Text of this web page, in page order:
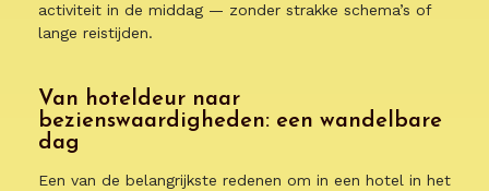
activiteit in de middag — zonder strakke schema’s of
lange reistijden.
Van hoteldeur naar
bezienswaardigheden: een wandelbare
dag
Een van de belangrijkste redenen om in een hotel in het